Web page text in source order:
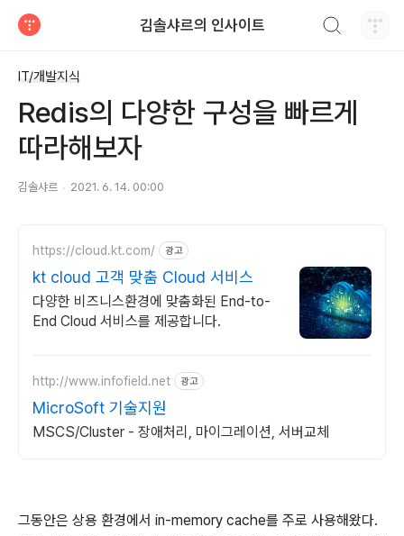
김솔샤르의 인사이트
IT/개발지식
Redis의 다양한 구성을 빠르게
따라해보자
김솔샤르 2021. 6. 14. 00:00
https://cloud.kt.com/ 광고
kt cloud 고객 맞춤 Cloud 서비스
다양한 비즈니스환경에 맞춤화된 End-to-
End Cloud 서비스를 제공합니다.
http://www.infofield.net 광고
MicroSoft 기술지원
MSCS/Cluster - 장애처리, 마이그레이션, 서버교체
그동안은 상용 환경에서 in-memory cache를 주로 사용해왔다.